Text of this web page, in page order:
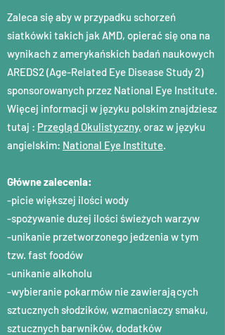
Zaleca się aby w przypadku schorzeń
siatkówki takich jak AMD, opierać się ona na
wynikach z amerykańskich badań naukowych
AREDS2 (Age-Related Eye Disease Study 2)
sponsorowanych przez National Eye Institute.
Więcej informacji w języku polskim znajdziesz
tutaj : Przegląd Okulistyczny, oraz w języku
angielskim: National Eye Institute.
Główne zalecenia:
-picie większej ilości wody
-spożywanie dużej ilości świeżych warzyw
-unikanie przetworzonego jedzenia w tym
tzw. fast foodów
-unikanie alkoholu
-wybieranie pokarmów nie zawierających
sztucznych słodzików, wzmacniaczy smaku,
sztucznych barwników, dodatków